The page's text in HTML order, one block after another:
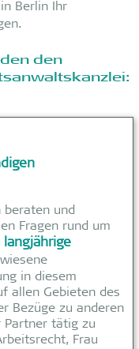
Berlin Ihr
den
beraten und
Fragen rund um
langjährige
in diesem
allen Gebieten des
Bezüge zu anderen
Partner tätig zu
Frau